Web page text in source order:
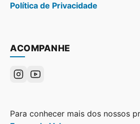
Política de Privacidade
ACOMPANHE
Para conhecer mais dos nossos